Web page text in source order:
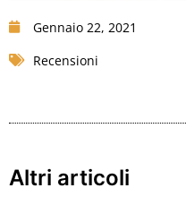
Gennaio 22, 2021
Recensioni
Altri articoli